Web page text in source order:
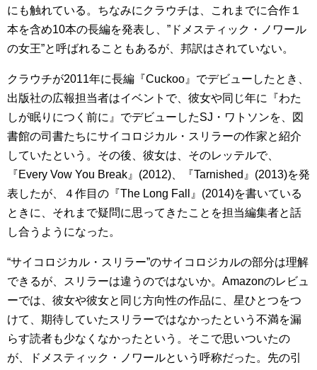
にも触れている。ちなみにクラウチは、これまでに合作１
本を含め10本の長編を発表し、”ドメスティック・ノワール
の女王”と呼ばれることもあるが、邦訳はされていない。
クラウチが2011年に長編『Cuckoo』でデビューしたとき、
出版社の広報担当者はイベントで、彼女や同じ年に『わた
しが眠りにつく前に』でデビューしたSJ・ワトソンを、図
書館の司書たちにサイコロジカル・スリラーの作家と紹介
していたという。その後、彼女は、そのレッテルで、
『Every Vow You Break』(2012)、『Tarnished』(2013)を発
表したが、４作目の『The Long Fall』(2014)を書いている
ときに、それまで疑問に思ってきたことを担当編集者と話
し合うようになった。
“サイコロジカル・スリラー”のサイコロジカルの部分は理解
できるが、スリラーは違うのではないか。Amazonのレビュ
ーでは、彼女や彼女と同じ方向性の作品に、星ひとつをつ
けて、期待していたスリラーではなかったという不満を漏
らす読者も少なくなかったという。そこで思いついたの
が、ドメスティック・ノワールという呼称だった。先の引